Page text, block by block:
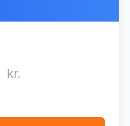
kr.